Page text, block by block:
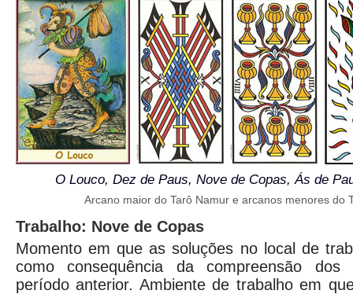
O Louco, Dez de Paus, Nove de Copas, Ás de
Arcano maior do Tarô Namur e arcanos menores do
Trabalho: Nove de Copas
Momento em que as soluções no local de
como consequência da compreensão
período anterior. Ambiente de trabalho em